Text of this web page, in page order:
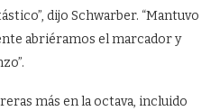
dijo Schwarber. “Mantuvo
abriéramos el marcador y
más en la octava, incluido